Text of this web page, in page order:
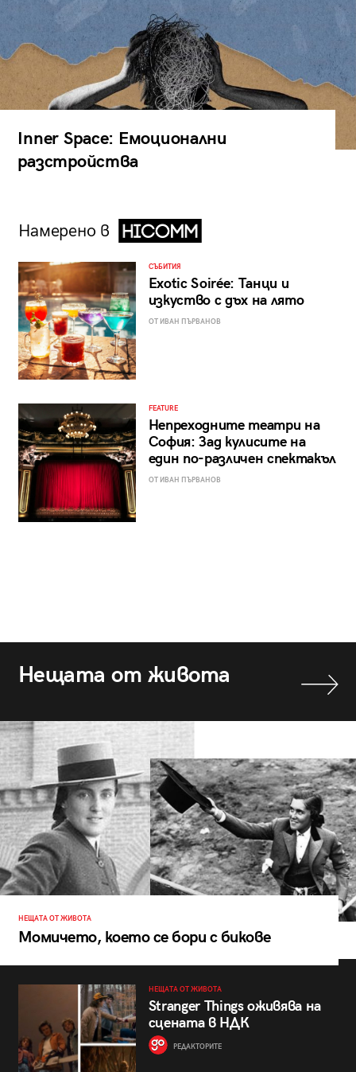
Inner Space: Емоционални
разстройства
Намерено в
СЪБИТИЯ
Exotic Soirée: Танци и
изкуство с дъх на лято
ОТ ИВАН ПЪРВАНОВ
FEATURE
Непреходните театри на
София: Зад кулисите на
един по-различен спектакъл
ОТ ИВАН ПЪРВАНОВ
Нещата от живота
НЕЩАТА ОТ ЖИВОТА
Момичето, което се бори с бикове
НЕЩАТА ОТ ЖИВОТА
Stranger Things оживява на
сцената в НДК
РЕДАКТОРИТЕ